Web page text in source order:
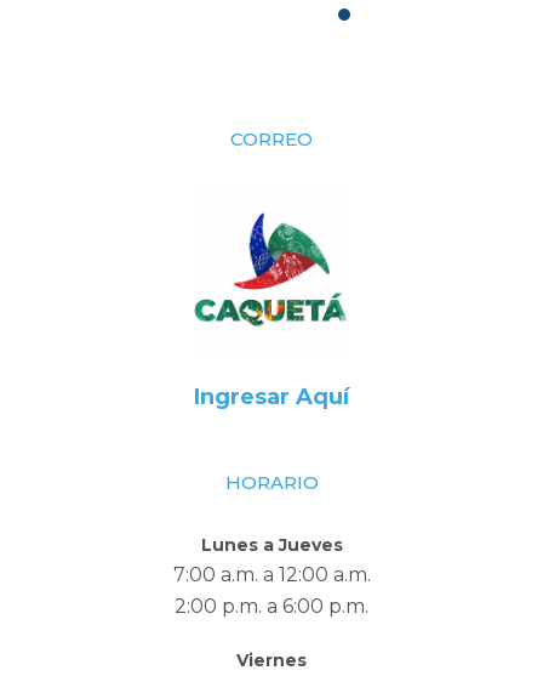
CORREO
Ingresar Aquí
HORARIO
Lunes a Jueves
7:00 a.m. a 12:00 a.m.
2:00 p.m. a 6:00 p.m.
Viernes